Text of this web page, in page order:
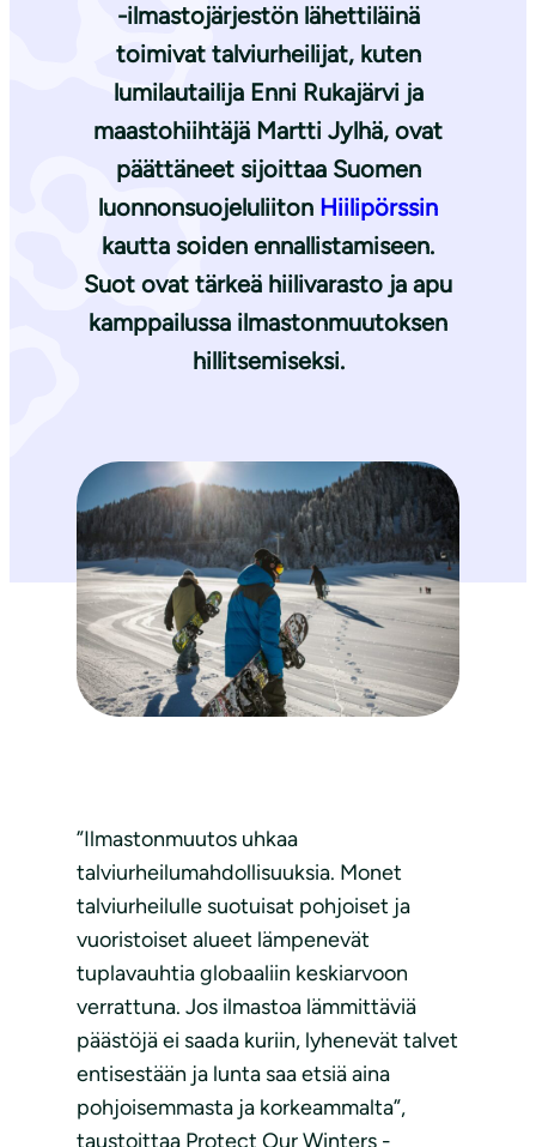
-ilmastojärjestön lähettiläinä
toimivat talviurheilijat, kuten
lumilautailija Enni Rukajärvi ja
maastohiihtäjä Martti Jylhä, ovat
päättäneet sijoittaa Suomen
luonnonsuojeluliiton Hiilipörssin
kautta soiden ennallistamiseen.
Suot ovat tärkeä hiilivarasto ja apu
kamppailussa ilmastonmuutoksen
hillitsemiseksi.
”Ilmastonmuutos uhkaa
talviurheilumahdollisuuksia. Monet
talviurheilulle suotuisat pohjoiset ja
vuoristoiset alueet lämpenevät
tuplavauhtia globaaliin keskiarvoon
verrattuna. Jos ilmastoa lämmittäviä
päästöjä ei saada kuriin, lyhenevät talvet
entisestään ja lunta saa etsiä aina
pohjoisemmasta ja korkeammalta”,
taustoittaa Protect Our Winters -